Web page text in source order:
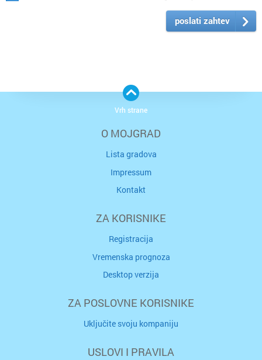
poslati zahtev
O MOJGRAD
Lista gradova
Impressum
Kontakt
ZA KORISNIKE
Registracija
Vremenska prognoza
Desktop verzija
ZA POSLOVNE KORISNIKE
Uključite svoju kompaniju
USLOVI I PRAVILA
Vrh strane